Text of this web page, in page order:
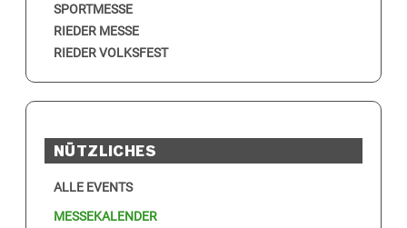
SPORTMESSE
RIEDER MESSE
RIEDER VOLKSFEST
NÜTZLICHES
ALLE EVENTS
MESSEKALENDER